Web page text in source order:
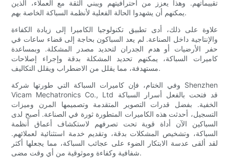
تقييماتهم. وهذا يعزز من احترافيتهم ويبني الثقة مع العملاء، الذين
يمكنهم أن يشهدوا الحالة الفعلية لأنظمة السباكة الخاصة بهم.
علاوة على ذلك، أدى تطبيق تكنولوجيا الكاميرا إلى زيادة الكفاءة
والإنتاجية داخل الصناعة. لم يعد السباكون بحاجة إلى قضاء ساعات في
حفر الأرضيات أو هدم الجدران لتحديد مصدر المشكلة. وبمساعدة
كاميرات السباكة، يمكنهم تحديد المشكلة بدقة وإجراء إصلاحات
مستهدفة، مما يقلل من الاضطراب ويقلل التكاليف.
وفي الختام، فإن كاميرات السباكة التي طورتها شركة Shenzhen
Vicam Mechatronics Co., Ltd قد فتحت بالفعل أسرار السباكة
الخفية. بفضل قدرات التصوير المتقدمة وتصميمها المرن وميزات
التسجيل، أحدثت هذه الكاميرات المتطورة ثورة في الصناعة. أصبح لدى
السباكين الآن أداة قوية تحت تصرفهم لاستكشاف أعماق أنظمة
السباكة، وتشخيص المشكلات بدقة، وتقديم خدمة استثنائية لعملائهم.
لقد ألقى عدسة الابتكار الضوء على عجائب السباكة، مما يجعلها أكثر
شفافية وكفاءة وموثوقية من أي وقت مضى.